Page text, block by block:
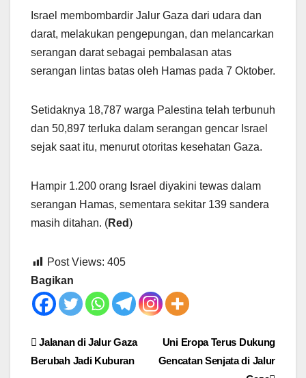
Israel membombardir Jalur Gaza dari udara dan
darat, melakukan pengepungan, dan melancarkan
serangan darat sebagai pembalasan atas
serangan lintas batas oleh Hamas pada 7 Oktober.
Setidaknya 18,787 warga Palestina telah terbunuh
dan 50,897 terluka dalam serangan gencar Israel
sejak saat itu, menurut otoritas kesehatan Gaza.
Hampir 1.200 orang Israel diyakini tewas dalam
serangan Hamas, sementara sekitar 139 sandera
masih ditahan. (Red)
Post Views: 405
Bagikan
Post
Uni Eropa Terus Dukung
Gencatan Senjata di Jalur
Jalanan di Jalur Gaza
Berubah Jadi Kuburan